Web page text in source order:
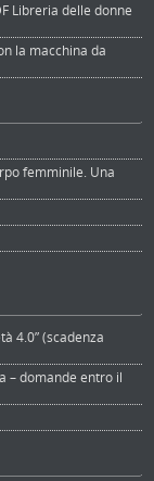
Libreria delle donne
la macchina da
femminile. Una
4.0” (scadenza
– domande entro il